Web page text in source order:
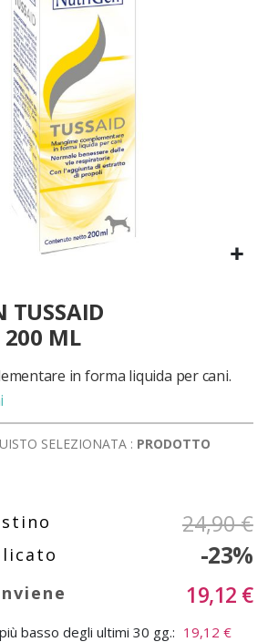
TUSSAID
200 ML
in forma liquida per cani.
SELEZIONATA : PRODOTTO
24,90 €
-23%
19,12 €
basso degli ultimi 30 gg.: 19,12 €